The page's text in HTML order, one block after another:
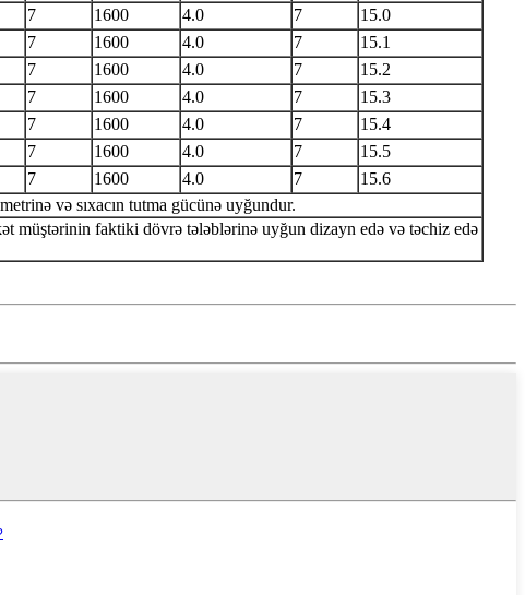
7 1600 4.0 7
15.0
7 1600 4.0 7
15.1
7 1600 4.0 7
15.2
7 1600 4.0 7
15.3
7 1600 4.0 7
15.4
7 1600 4.0 7
15.5
7 1600 4.0 7
15.6
və sıxacın tutma gücünə uyğundur.
müştərinin faktiki dövrə tələblərinə uyğun dizayn edə və təchiz edə